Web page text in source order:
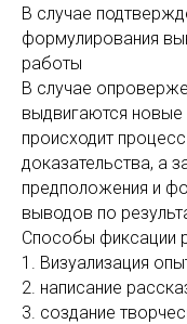
В случае
формулирования
работы
В случае
выдвигаются
происходит
доказательства, а
предположения и
выводов по
Способы фиксации
1. Визуализация
2. написание
3. создание